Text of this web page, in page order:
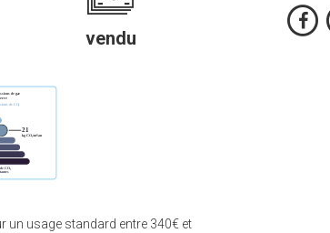
vendu
un usage standard entre 340€ et